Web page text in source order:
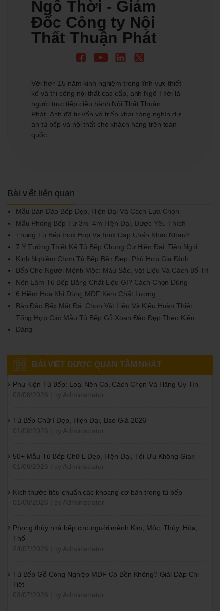
Ngô Thời - Giám
Đốc Công ty Nội
Thất Thuận Phát
Với hơn 15 năm kinh nghiệm trong lĩnh vực thiết
kế và thi công nội thất cao cấp, anh Ngô Thời là
người trực tiếp điều hành Nội Thất Thuận
Phát. Anh đã tư vấn và triển khai hàng nghìn dự
án tủ bếp và nội thất cho khách hàng trên toàn
quốc
Bài viết liên quan
Mẫu Bàn Đảo Bếp Đẹp, Hiện Đại Và Cách Lựa Chọn
Mẫu Phòng Bếp Từ 3m–4m Hiện Đại, Được Yêu Thích
Thùng Tủ Bếp Inox Hộp Và Inox Dập Chấn Khác Nhau?
7 Ý Tưởng Thiết Kế Tủ Bếp Chung Cư Hiện Đại, Tiện Nghi
Kinh Nghiệm Chọn Tủ Bếp Bền Đẹp, Phù Hợp Gia Đình
Bếp Cho Người Mệnh Mộc: Màu Sắc, Vật Liệu Và Cách Bố Trí
Nên Làm Tủ Bếp Bằng Chất Liệu Gì? Cách Chọn Đúng
6 Hiểm Họa Khi Dùng MDF Kém Chất Lượng
Bàn Đảo Bếp Mặt Đá: Chọn Vật Liệu Và Kiểu Hoàn Thiện
Tổng Hợp Các Mẫu Tủ Bếp Gỗ Xoan Đào Đẹp Theo Kiểu
Dáng
BÀI VIẾT ĐƯỢC QUAN TÂM NHẤT
Phụ Kiện Tủ Bếp: Loại Nên Có, Cách Chọn Và Hãng Uy Tín
Tủ Bếp Chữ I Đẹp, Hiện Đại, Báo Giá 2026
50+ Mẫu Tủ Bếp Chữ L Đẹp, Hiện Đại, Tối Ưu Không Gian
Kích thước tiêu chuẩn các khoang cơ bản trong tủ bếp
Phong thủy nhà bếp cho người mệnh Kim, Mộc, Thủy, Hỏa,
Thổ
Tủ Bếp Gỗ Công Nghiệp MDF Có Bền Không? Giải Đáp Chi
Tiết